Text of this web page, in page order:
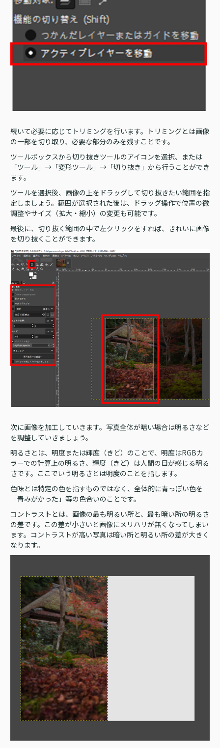
続いて必要に応じてトリミングを行います。トリミングとは画像
の一部を切り取り、必要な部分のみを残すことです。
ツールボックスから切り抜きツールのアイコンを選択、または
「ツール」→「変形ツール」→「切り抜き」から行うことができ
ます。
ツールを選択後、画像の上をドラッグして切り抜きたい範囲を指
定しましょう。範囲が選択された後は、ドラッグ操作で位置の微
調整やサイズ（拡大・縮小）の変更も可能です。
最後に、切り抜く範囲の中で左クリックをすれば、きれいに画像
を切り抜くことができます。
次に画像を加工していきます。写真全体が暗い場合は明るさなど
を調整していきましょう。
明るさとは、明度または輝度（きど）のことで、明度はRGBカ
ラーでの計算上の明るさ、輝度（きど）は人間の目が感じる明る
さです。ここでいう明るさとは明度のことを指します。
色味とは特定の色を指すものではなく、全体的に青っぽい色を
「青みがかった」等の色合いのことです。
コントラストとは、画像の最も明るい所と、最も暗い所の明るさ
の差です。この差が小さいと画像にメリハリが無くなってしまい
ます。コントラストが高い写真は暗い所と明るい所の差が大きく
なります。